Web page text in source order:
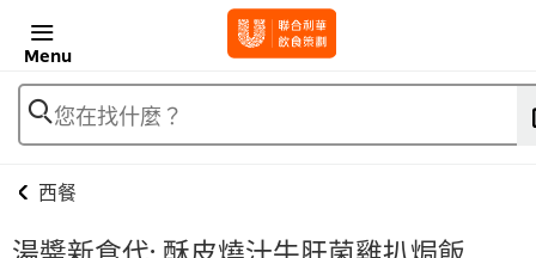
Menu
您在找什麼？
西餐
湯醬新食代: 酥皮燒汁牛肝菌雞扒焗飯